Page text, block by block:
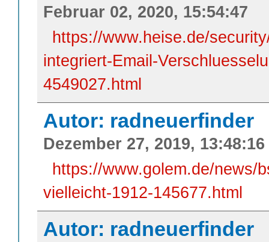
Februar 02, 2020, 15:54:47
https://www.heise.de/
integriert-Email-
4549027.html
Autor: radneuerfinder
Dezember 27, 2019, 13:48:16
https://www.golem.de/news/
vielleicht-1912-145677.html
Autor: radneuerfinder